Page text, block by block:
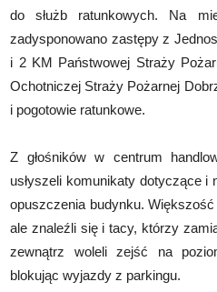
do służb ratunkowych. Na
zadysponowano zastępy z
i 2 KM Państwowej Straży
Ochotniczej Straży Pożarnej
i pogotowie ratunkowe.
Z głośników w centrum
usłyszeli komunikaty dotyczące i
opuszczenia budynku.
ale znaleźli się i tacy, którzy
zewnątrz woleli zejść na
blokując wyjazdy z parkingu.